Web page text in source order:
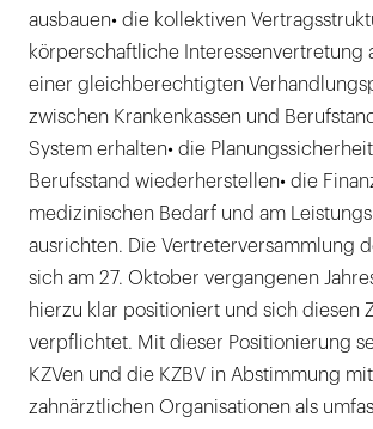
ausbauen• die kollektiven
körperschaftliche Interessenvertretung
einer gleichberechtigten
zwischen Krankenkassen und
System erhalten• die
Berufsstand wiederherstellen• die
medizinischen Bedarf und am
ausrichten. Die Vertreterversammlung
sich am 27. Oktober vergangenen
hierzu klar positioniert und sich diesen
verpflichtet. Mit dieser Positionierung
KZVen und die KZBV in Abstimmung
zahnärztlichen Organisationen als